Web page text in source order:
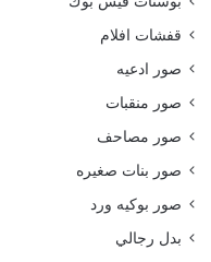
قفشات افلام
صور ادعيه
صور منقبات
صور مصاحف
صور بنات صغيره
صور بوكيه ورد
بدل رجالي